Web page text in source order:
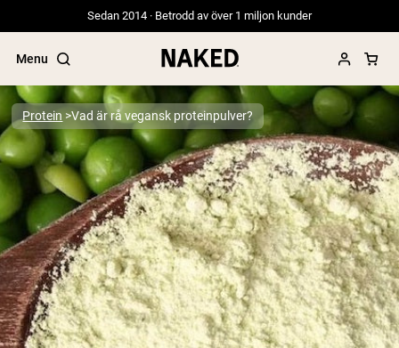
Sedan 2014 · Betrodd av över 1 miljon kunder
Menu
Populära söktermer
”Protein Powder“
”Overnight Oats“
”Vegan protein“
”Collagen“
”Micellar Casein“
PROTEIN POWDERSBest Seller
Protein Vad är rå vegansk proteinpulver?